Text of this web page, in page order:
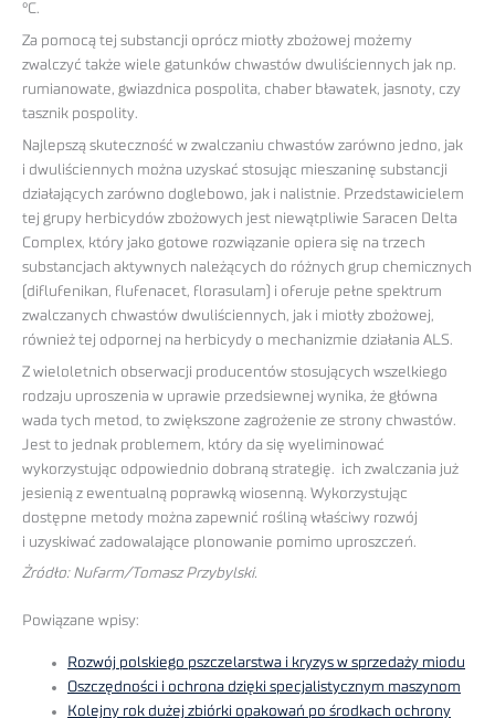
°C.
Za pomocą tej substancji oprócz miotły zbożowej możemy
zwalczyć także wiele gatunków chwastów dwuliściennych jak np.
rumianowate, gwiazdnica pospolita, chaber bławatek, jasnoty, czy
tasznik pospolity.
Najlepszą skuteczność w zwalczaniu chwastów zarówno jedno, jak
i dwuliściennych można uzyskać stosując mieszaninę substancji
działających zarówno doglebowo, jak i nalistnie. Przedstawicielem
tej grupy herbicydów zbożowych jest niewątpliwie Saracen Delta
Complex, który jako gotowe rozwiązanie opiera się na trzech
substancjach aktywnych należących do różnych grup chemicznych
(diflufenikan, flufenacet, florasulam) i oferuje pełne spektrum
zwalczanych chwastów dwuliściennych, jak i miotły zbożowej,
również tej odpornej na herbicydy o mechanizmie działania ALS.
Z wieloletnich obserwacji producentów stosujących wszelkiego
rodzaju uproszenia w uprawie przedsiewnej wynika, że główna
wada tych metod, to zwiększone zagrożenie ze strony chwastów.
Jest to jednak problemem, który da się wyeliminować
wykorzystując odpowiednio dobraną strategię. ich zwalczania już
jesienią z ewentualną poprawką wiosenną. Wykorzystując
dostępne metody można zapewnić rośliną właściwy rozwój
i uzyskiwać zadowalające plonowanie pomimo uproszczeń.
Żródło: Nufarm/Tomasz Przybylski.
Powiązane wpisy:
Rozwój polskiego pszczelarstwa i kryzys w sprzedaży miodu
Oszczędności i ochrona dzięki specjalistycznym maszynom
Kolejny rok dużej zbiórki opakowań po środkach ochrony